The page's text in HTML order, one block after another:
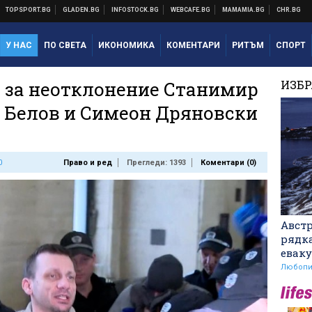
У НАС ПО СВЕТА ИКОНОМИКА КОМЕНТАРИ РИТЪМ СПОРТ
неотклонение Станимир
и Симеон Дряновски
Право и ред Прегледи: 1393 Коментари (0)